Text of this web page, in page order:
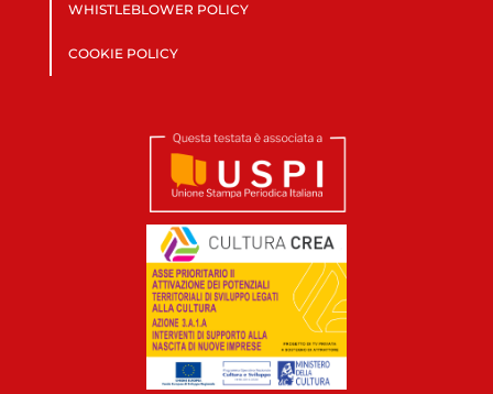
WHISTLEBLOWER POLICY
COOKIE POLICY